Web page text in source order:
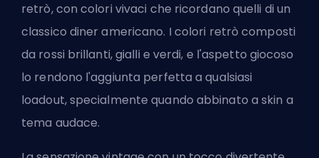
retrò, con colori vivaci che ricordano quelli di un
classico diner americano. I colori retrò composti
da rossi brillanti, gialli e verdi, e l'aspetto giocoso
lo rendono l'aggiunta perfetta a qualsiasi
loadout, specialmente quando abbinato a skin a
tema audace.